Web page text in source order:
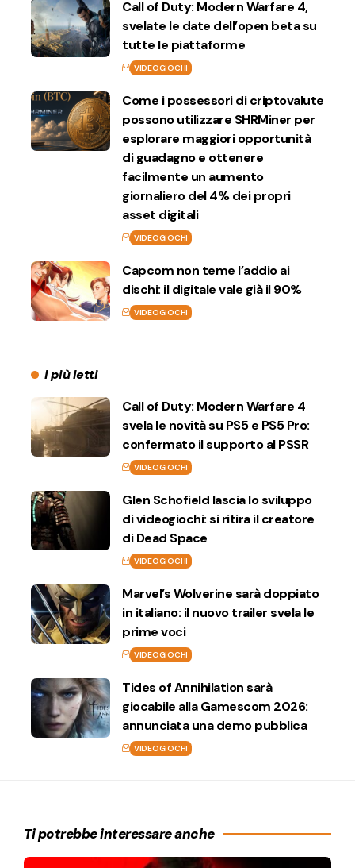
Call of Duty: Modern Warfare 4,
svelate le date dell’open beta su
tutte le piattaforme
VIDEOGIOCHI
Come i possessori di criptovalute
possono utilizzare SHRMiner per
esplorare maggiori opportunità
di guadagno e ottenere
facilmente un aumento
giornaliero del 4% dei propri
asset digitali
VIDEOGIOCHI
Capcom non teme l’addio ai
dischi: il digitale vale già il 90%
VIDEOGIOCHI
I più letti
Call of Duty: Modern Warfare 4
svela le novità su PS5 e PS5 Pro:
confermato il supporto al PSSR
VIDEOGIOCHI
Glen Schofield lascia lo sviluppo
di videogiochi: si ritira il creatore
di Dead Space
VIDEOGIOCHI
Marvel’s Wolverine sarà doppiato
in italiano: il nuovo trailer svela le
prime voci
VIDEOGIOCHI
Tides of Annihilation sarà
giocabile alla Gamescom 2026:
annunciata una demo pubblica
VIDEOGIOCHI
Ti potrebbe interessare anche